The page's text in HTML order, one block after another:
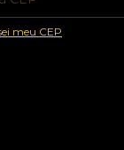
meu CEP